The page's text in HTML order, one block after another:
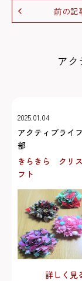
前の記
ア
2025.01.04
アクティブライ
部
きらきら クリ
フト
詳しく見